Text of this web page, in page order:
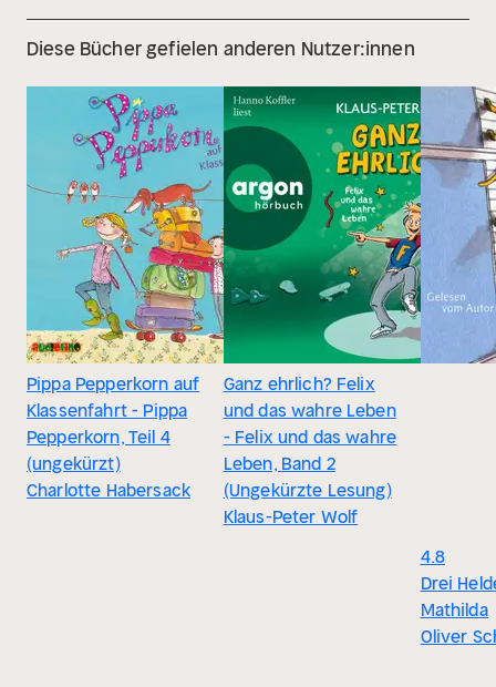
Diese Bücher gefielen anderen Nutzer:innen
Pippa Pepperkorn auf
Klassenfahrt - Pippa
Pepperkorn, Teil 4
(ungekürzt)
Charlotte Habersack
Ganz ehrlich? Felix
und das wahre Leben
- Felix und das wahre
Leben, Band 2
(Ungekürzte Lesung)
Klaus-Peter Wolf
4.8
Drei
Mathilda
Oliver